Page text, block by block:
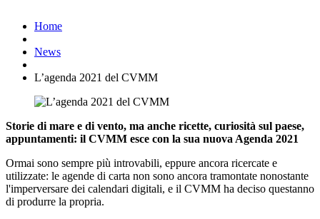
Home
News
L’agenda 2021 del CVMM
Storie di mare e di vento, ma anche ricette, curiosità sul paese,
appuntamenti: il CVMM esce con la sua nuova Agenda 2021
Ormai sono sempre più introvabili, eppure ancora ricercate e
utilizzate: le agende di carta non sono ancora tramontate nonostante
l'imperversare dei calendari digitali, e il CVMM ha deciso questanno
di produrre la propria.